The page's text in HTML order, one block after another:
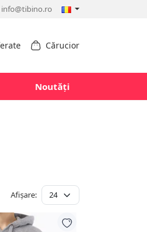
info@tibino.ro
Cărucior
Noutăți
Afișare: